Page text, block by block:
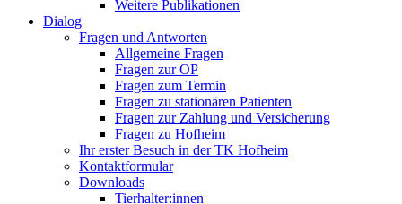
Weitere Publikationen
Dialog
Fragen und Antworten
Allgemeine Fragen
Fragen zur OP
Fragen zum Termin
Fragen zu stationären Patienten
Fragen zur Zahlung und Versicherung
Fragen zu Hofheim
Ihr erster Besuch in der TK Hofheim
Kontaktformular
Downloads
Tierhalter:innen